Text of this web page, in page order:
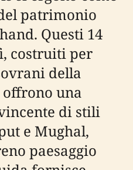
patrimonio
Questi 14
costruiti per
della
una
di stili
e Mughal,
paesaggio